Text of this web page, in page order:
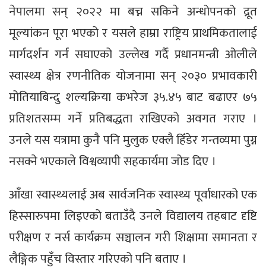
नेपालमा सन् २०२२ मा बच्न सकिने अन्धोपनको द्रूत
मूल्यांकन पूरा भएको र यसले हाम्रा राष्ट्रिय प्राथमिकतालाई
मार्गदर्शन गर्न सघाएको उल्लेख गर्दै प्रधानमन्त्री ओलीले
स्वास्थ्य क्षेत्र रणनीतिक योजनामा सन् २०३० प्रभावकारी
मोतियाबिन्दु शल्यक्रिया कभरेज ३५.४५ बाट बढाएर ७५
प्रतिशतसम्म गर्ने प्रतिबद्धता राखिएको अवगत गराए ।
उनले यस यत्रामा कुनै पनि मुलुक एक्लै हिँडेर गन्तव्यमा पुग्न
नसक्ने भएकाले विश्वव्यापी सहकार्यमा जोड दिए ।
आँखा स्वास्थ्यलाई अब सार्वजनिक स्वास्थ्य पूर्वाधारको एक
हिस्सारुपमा लिइएको बताउँदै उनले विद्यालय तहबाट दृष्टि
परीक्षण र नर्स कार्यक्रम सञ्चालन गरी शिक्षामा समानता र
लैङ्गिक पहुँच विस्तार गरिएको पनि बताए ।